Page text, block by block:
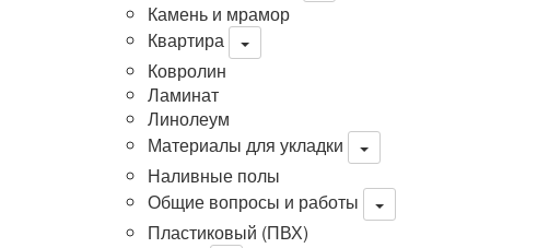
Камень и мрамор
Квартира
Ковролин
Ламинат
Линолеум
Материалы для укладки
Наливные полы
Общие вопросы и работы
Пластиковый (ПВХ)